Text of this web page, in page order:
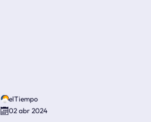
elTiempo
02 abr 2024